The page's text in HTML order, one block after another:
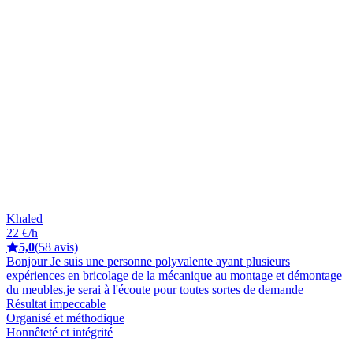
Khaled
22 €/h
5,0(58 avis)
Bonjour Je suis une personne polyvalente ayant plusieurs
expériences en bricolage de la mécanique au montage et démontage
du meubles,je serai à l'écoute pour toutes sortes de demande
Résultat impeccable
Organisé et méthodique
Honnêteté et intégrité